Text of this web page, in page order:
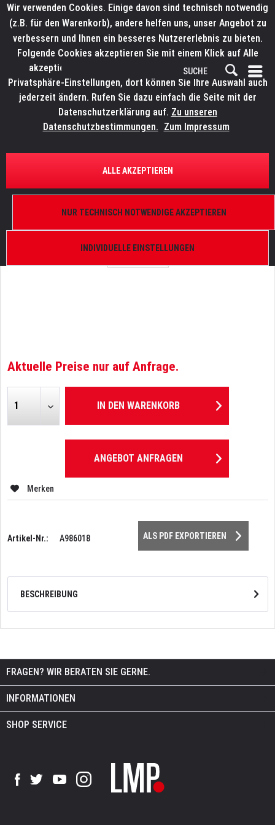
ÜBERSICHT ERSATZTEILE
Aktuelle Preise nur auf Anfrage.
IN DEN WARENKORB
ANGEBOT ANFRAGEN
Merken
Artikel-Nr.: A986018 ALS PDF EXPORTIEREN
BESCHREIBUNG
FRAGEN? WIR BERATEN SIE GERNE.
INFORMATIONEN
SHOP SERVICE
Wir verwenden Cookies. Einige davon sind technisch notwendig
(z.B. für den Warenkorb), andere helfen uns, unser Angebot zu
verbessern und Ihnen ein besseres Nutzererlebnis zu bieten.
Folgende Cookies akzeptieren Sie mit einem Klick auf Alle
akzeptieren. Weitere Informationen finden Sie in den
Privatsphäre-Einstellungen, dort können Sie Ihre Auswahl auch
jederzeit ändern. Rufen Sie dazu einfach die Seite mit der
Datenschutzerklärung auf. Zu unseren
Datenschutzbestimmungen. Zum Impressum
INDIVIDUELLE EINSTELLUNGEN
NUR TECHNISCH NOTWENDIGE AKZEPTIEREN
ALLE AKZEPTIEREN